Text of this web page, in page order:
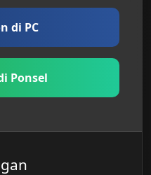
di PC
Ponsel